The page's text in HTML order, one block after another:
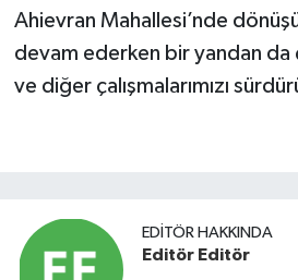
Ahievran Mahallesi’nde
devam ederken bir yandan
ve diğer çalışmalarımızı
EDITÖR HAKKINDA
Editör Editör